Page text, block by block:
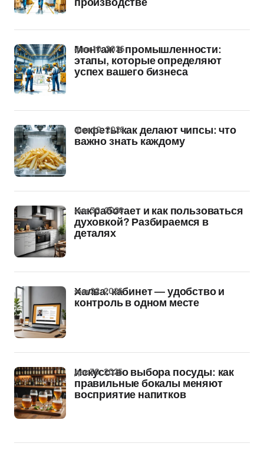
производстве
Монтаж в промышленности:
этапы, которые определяют
успех вашего бизнеса
фев 10, 2026
Секреты как делают чипсы: что
важно знать каждому
фев 10, 2026
Как работает и как пользоваться
духовкой? Разбираемся в
деталях
янв 30, 2026
Халва: кабинет — удобство и
контроль в одном месте
янв 22, 2026
Искусство выбора посуды: как
правильные бокалы меняют
восприятие напитков
дек 30, 2025